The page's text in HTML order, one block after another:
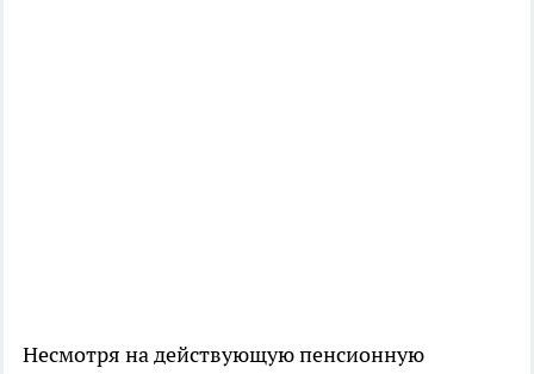
Несмотря на действующую пенсионную